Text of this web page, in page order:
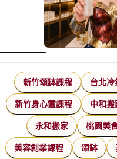
新竹頌缽課程 台北冷
新竹身心靈課程 中和搬
永和搬家 桃園美
美容創業課程 頌缽